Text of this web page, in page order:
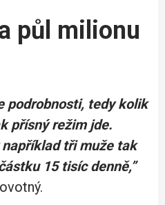
půl milionu
podrobnosti, tedy kolik
přísný režim jde.
tři muže tak
15 tisíc denně,”